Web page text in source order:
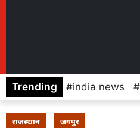
Trending india news
राजस्थान जयपुर